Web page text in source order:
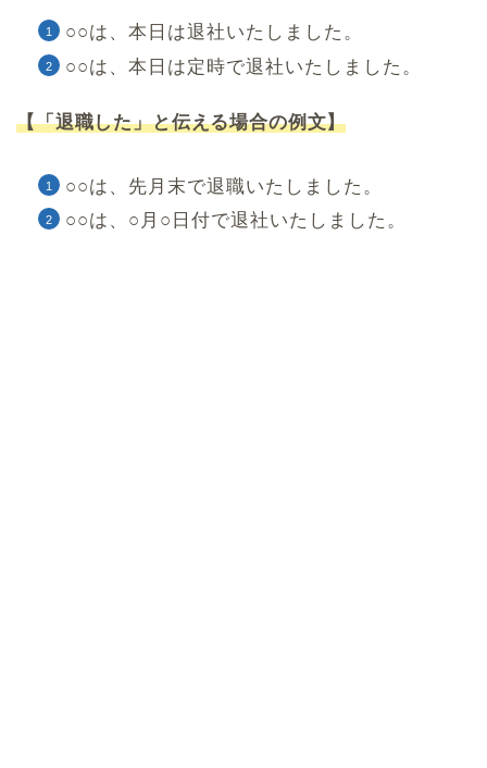
○○は、本日は退社いたしました。
○○は、本日は定時で退社いたしました。
【「退職した」と伝える場合の例文】
○○は、先月末で退職いたしました。
○○は、○月○日付で退社いたしました。